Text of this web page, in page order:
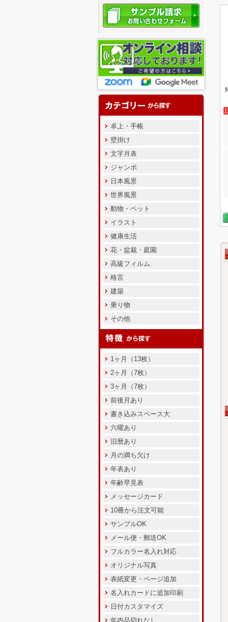
卓上・手帳
壁掛け
文字月表
ジャンボ
日本風景
世界風景
動物・ペット
イラスト
健康生活
花・盆栽・庭園
高級フィルム
格言
建築
乗り物
その他
1ヶ月（13枚）
2ヶ月（7枚）
3ヶ月（7枚）
前後月あり
書き込みスペース大
六曜あり
旧暦あり
月の満ち欠け
年表あり
年齢早見表
メッセージカード
10冊から注文可能
サンプルOK
メール便・郵送OK
フルカラー名入れ対応
オリジナル写真
表紙変更・ページ追加
名入れカードに追加印刷
日付カスタマイズ
年内品切れなし